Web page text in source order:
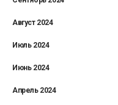
Август 2024
Июль 2024
Июнь 2024
Апрель 2024